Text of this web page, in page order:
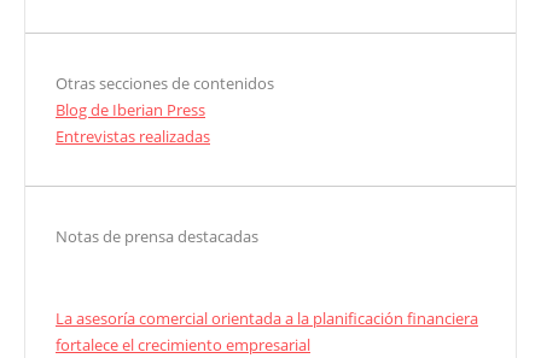
Otras secciones de contenidos
Blog de Iberian Press
Entrevistas realizadas
Notas de prensa destacadas
La asesoría comercial orientada a la planificación financiera
fortalece el crecimiento empresarial